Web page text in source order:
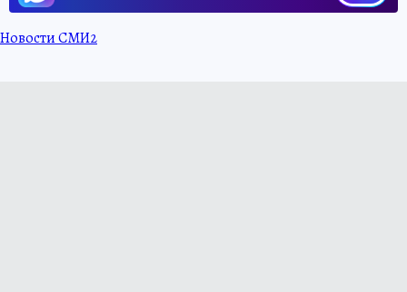
Новости СМИ2